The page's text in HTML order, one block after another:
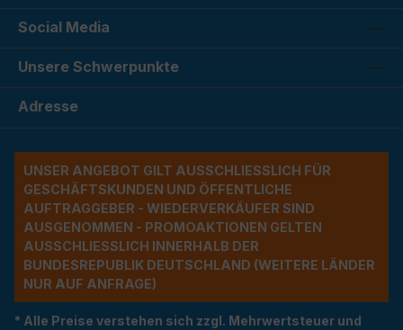
Social Media
Unsere Schwerpunkte
Adresse
UNSER ANGEBOT GILT AUSSCHLIESSLICH FÜR G
ESCHÄFTSKUNDEN UND ÖFFENTLICHE A
UFTRAGGEBER - WIEDERVERKÄUFER SIND A
USGENOMMEN - PROMOAKTIONEN GELTEN A
USSCHLIESSLICH INNERHALB DER BU
NDESREPUBLIK DEUTSCHLAND (WEITERE LÄNDER NU
R AUF ANFRAGE)
* Alle Preise verstehen sich zzgl. Mehrwertsteuer und